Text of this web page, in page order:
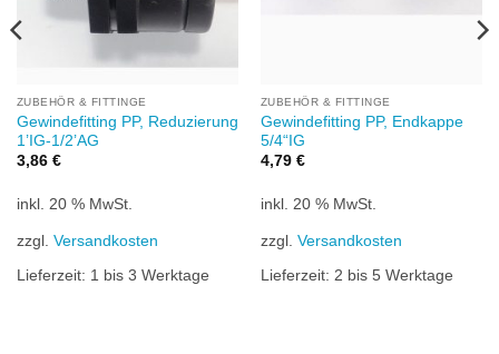
ZUBEHÖR & FITTINGE
Gewindefitting PP, Reduzierung
1’IG-1/2’AG
3,86 €
inkl. 20 % MwSt.
zzgl. Versandkosten
Lieferzeit: 1 bis 3 Werktage
ZUBEHÖR & FITTINGE
Gewindefitting PP, Endkappe
5/4“IG
4,79 €
inkl. 20 % MwSt.
zzgl. Versandkosten
Lieferzeit: 2 bis 5 Werktage